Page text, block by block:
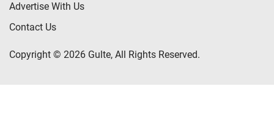
Advertise With Us
Contact Us
Copyright © 2026 Gulte, All Rights Reserved.